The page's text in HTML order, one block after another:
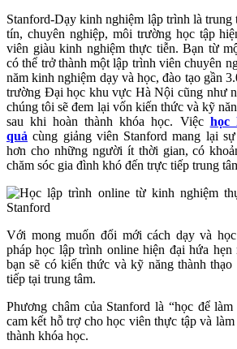
Stanford-Dạy kinh nghiệm lập trình là trung
tín, chuyên nghiệp, môi trường học tập
viên giàu kinh nghiệm thực tiễn. Bạn từ
có thể trở thành một lập trình viên chuyên
năm kinh nghiệm dạy và học, đào tạo gần
trường Đại học khu vực Hà Nội cũng như
chúng tôi sẽ đem lại vốn kiến thức và kỹ
sau khi hoàn thành khóa học. Việc học
quả cùng giảng viên Stanford mang lại
hơn cho những người ít thời gian, có
chăm sóc gia đình khó đến trực tiếp trung
Với mong muốn đổi mới cách dạy và
pháp học lập trình online hiện đại hứa hẹn
bạn sẽ có kiến thức và kỹ năng thành
tiếp tại trung tâm.
Phương châm của Stanford là “học để
cam kết hỗ trợ cho học viên thực tập và
thành khóa học.